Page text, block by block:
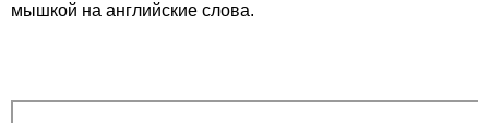
мышкой на английские слова.